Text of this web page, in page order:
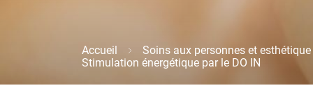
Fil
d'Ariane
Accueil Soins aux personnes et esthétique
Stimulation énergétique par le DO IN